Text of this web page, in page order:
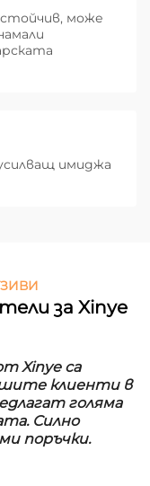
може
имиджа
за Xinye
Xinye са
клиенти в
голяма
Силно
поръчки.